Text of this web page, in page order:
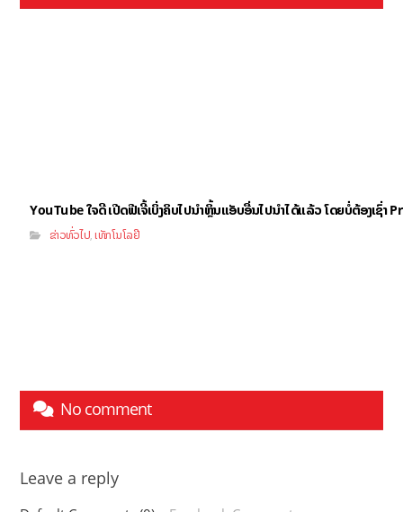
YouTube ໃຈດີ ເປີດຟີເຈີ້ເບິ່ງຄິບໄປນຳຫຼິ້ນແອັບອື່ນໄປນຳໄດ້ແລ້ວ ໂດຍບໍ່ຕ້ອງເຊົ່າ
ຂ່າວທົ່ວໄປ,ເທັກໂນໂລຢີ
No comment
Leave a reply